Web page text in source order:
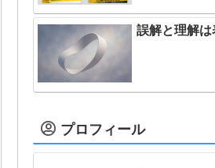
誤解と理解
プロフィール